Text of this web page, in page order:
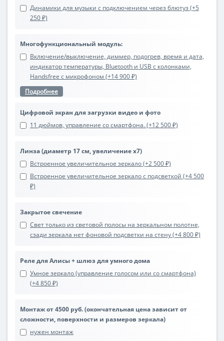
Динамики для музыки с подключением через блютуз (+5
250 ₽)
Многофункциональный модуль:
Включение/выключение, диммер, подогрев, время и дата,
индикатор температуры, Bluetooth и USB с колонками,
Handsfree с микрофоном (+14 900 ₽)
Подробнее
Цифровой экран для загрузки видео и фото
11 дюймов, управление со смартфона. (+12 500 ₽)
Линза (диаметр 17 см, увеличение х7)
Встроенное увеличительное зеркало (+2 500 ₽)
Встроенное увеличительное зеркало с подсветкой (+4 500
₽)
Закрытое свечение
Свет только из световой полосы на зеркальном полотне,
сзади зеркала нет фоновой подсветки на стену (+4 800 ₽)
Реле для Алисы + шлюз для умного дома
Умное зеркало (управление голосом или со смартфона)
(+4 850 ₽)
Монтаж от 4500 руб. (окончательная цена зависит от
сложности, поверхности и размеров зеркала)
нужен монтаж